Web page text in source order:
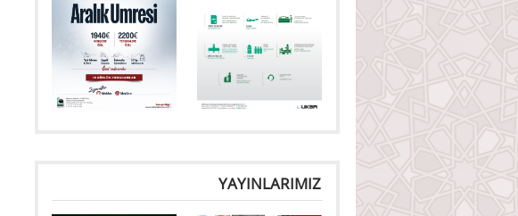
YAYINLARIMIZ